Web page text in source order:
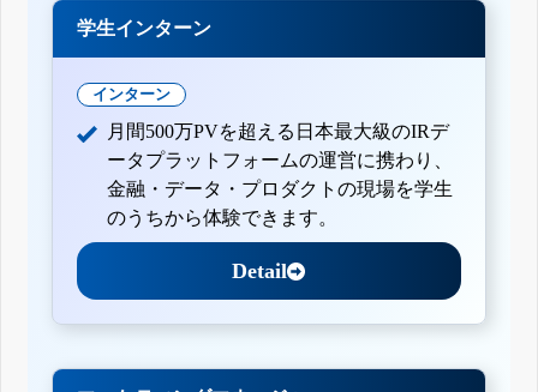
学生インターン
インターン
月間500万PVを超える日本最大級のIRデ
ータプラットフォームの運営に携わり、
金融・データ・プロダクトの現場を学生
のうちから体験できます。
Detail